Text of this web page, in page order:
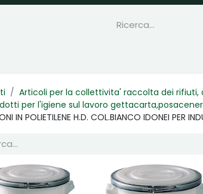
Articoli per la collettivita' raccolta dei
per l'igiene sul lavoro
IN POLIETILENE H.D. COL.BIANCO IDONEI PER